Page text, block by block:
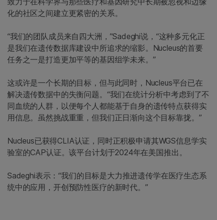
化的社区之间建立更紧密的关系。
“我们的团队成员来自四大洲，”Sadeghi说，“这种多元化正
是我们在遗传数据库建设中所追求的缩影。Nucleus的首要
任务之一是打造更加平等的基因组学未来。”
这或许是一个长期的目标，但与此同时，Nucleus平台已在
解决遗传数据中的失衡问题。“我们在统计分析中考虑到了不
同血统的人群，以便每个人都能基于自身的遗传特点获得实
用信息。虽然挑战重重，但我们正日渐向这个目标靠拢。”
Nucleus已获得CLIA认证，同时正积极申请其WGS信息学实
验室的CAP认证。该平台计划于2024年在美国推出。
Sadeghi表示：“我们的目标是大力推进遗传学在医疗生态系
统中的应用，开创预防性医疗的新时代。”